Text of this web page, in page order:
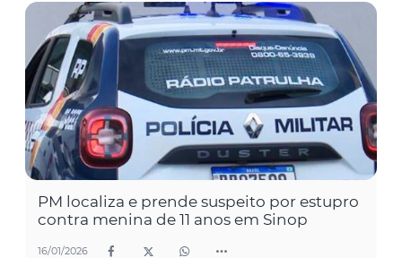
PM localiza e prende suspeito por estupro
contra menina de 11 anos em Sinop
16/01/2026